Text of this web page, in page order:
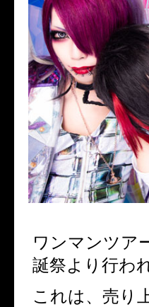
ワンマンツア
誕祭より行わ
これは、売り